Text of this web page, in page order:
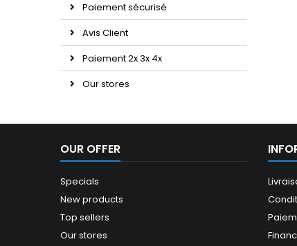
Paiement sécurisé
Avis Client
Paiement 2x 3x 4x
Our stores
OUR OFFER
Specials
New products
Top sellers
Our stores